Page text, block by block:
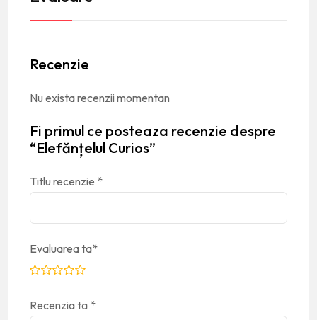
Recenzie
Nu exista recenzii momentan
Fi primul ce posteaza recenzie despre
“Elefănțelul Curios”
Titlu recenzie *
Evaluarea ta*
Recenzia ta *